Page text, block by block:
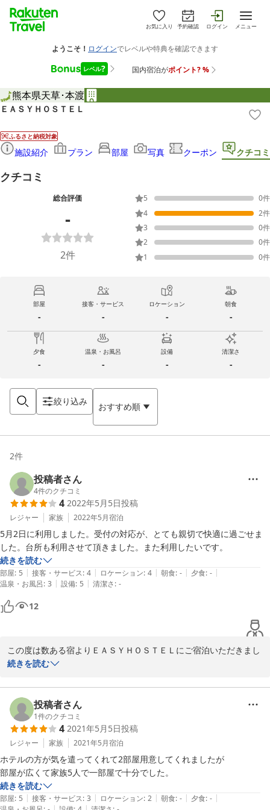
お気に入り 予約確認 ログイン メニュー
熊本県天草･本渡
ＥＡＳＹＨＯＳＴＥＬ
ふるさと納税対象
施設紹介 プラン 部屋 写真 クーポン クチコミ
クチコミ
総合評価
-
2件
5 0件
4
2件
3
0件
2
0件
1
0件
部屋
-
接客・サービス
-
ロケーション
-
朝食
-
夕食
-
温泉・お風呂
-
設備
-
清潔さ
-
絞り込み おすすめ順
2件
投稿者さん
4件のクチコミ
4 2022年5月5日投稿
レジャー 家族 2022年5月宿泊
5月2日に利用しました。受付の対応が、とても親切で快適に過ごせま
した。台所も利用させて頂きました。また利用したいです。
続きを読む
部屋: 5 | 接客・サービス: 4 | ロケーション: 4 | 朝食: - | 夕食: - |
温泉・お風呂: 3 | 設備: 5 | 清潔さ: -
12
この度は数ある宿よりＥＡＳＹＨＯＳＴＥＬにご宿泊いただきまし
て誠にありがとうございます。
また、「また利用したい」との嬉しいお言葉もありがとうございま
す。
ご満足な様子がお伺いできまして安心いたしました。
これからもお客様のお言葉を励みに、より良いサービスをご提供で
きます様、スタッフ一同より一層精進して参ります。
ぜひ機会がございましたら、お客様のまたのご来館をスタッフ一同
心よりお待ちしております。
ＥＡＳＹＨＯＳＴＥＬ
続きを読む
投稿者さん
1件のクチコミ
4 2021年5月5日投稿
レジャー 家族 2021年5月宿泊
ホテルの方が気を遣ってくれて2部屋用意してくれましたが
続きを読む
部屋: 5 | 接客・サービス: 3 | ロケーション: 2 | 朝食: - | 夕食: - |